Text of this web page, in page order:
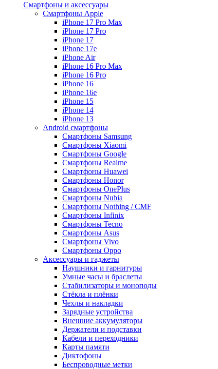
Смартфоны и аксессуары
Смартфоны Apple
iPhone 17 Pro Max
iPhone 17 Pro
iPhone 17
iPhone 17e
iPhone Air
iPhone 16 Pro Max
iPhone 16 Pro
iPhone 16
iPhone 16e
iPhone 15
iPhone 14
iPhone 13
Android cмартфоны
Смартфоны Samsung
Смартфоны Xiaomi
Смартфоны Google
Смартфоны Realme
Смартфоны Huawei
Смартфоны Honor
Смартфоны OnePlus
Смартфоны Nubia
Смартфоны Nothing / CMF
Смартфоны Infinix
Смартфоны Tecno
Смартфоны Asus
Смартфоны Vivo
Смартфоны Oppo
Аксессуары и гаджеты
Наушники и гарнитуры
Умные часы и браслеты
Стабилизаторы и моноподы
Стёкла и плёнки
Чехлы и накладки
Зарядные устройства
Внешние аккумуляторы
Держатели и подставки
Кабели и переходники
Карты памяти
Диктофоны
Беспроводные метки